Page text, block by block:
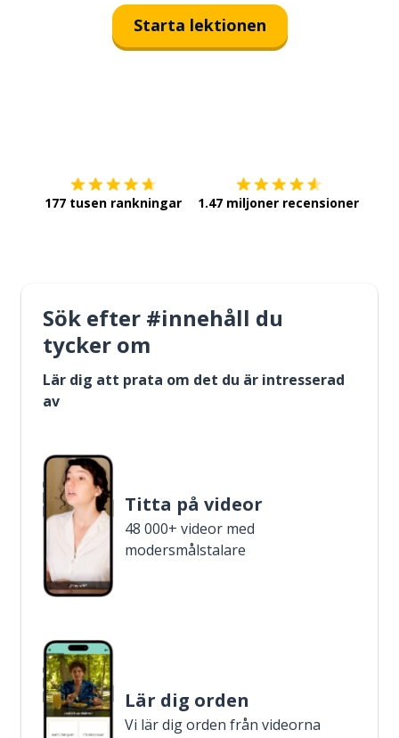
Starta lektionen
177 tusen rankningar 1.47 miljoner recensioner
Sök efter #innehåll du
tycker om
Lär dig att prata om det du är intresserad
av
Titta på videor
48 000+ videor med
modersmålstalare
Lär dig orden
Vi lär dig orden från videorna